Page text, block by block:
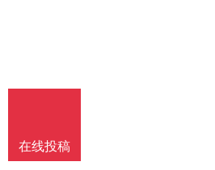
在线投稿